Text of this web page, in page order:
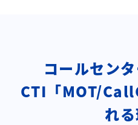
コールセン
CTI「MOT/
れ